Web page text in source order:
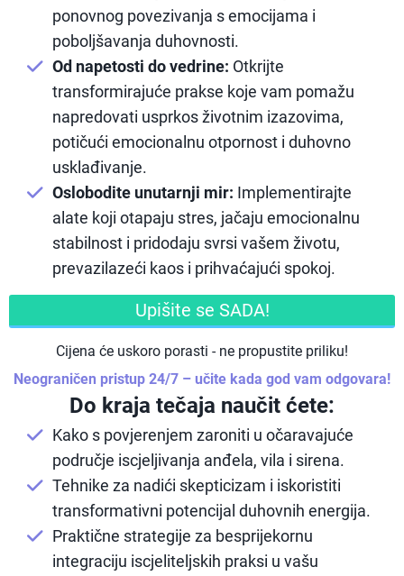
ponovnog povezivanja s emocijama i
poboljšavanja duhovnosti.
Od napetosti do vedrine: Otkrijte
transformirajuće prakse koje vam pomažu
napredovati usprkos životnim izazovima,
potičući emocionalnu otpornost i duhovno
usklađivanje.
Oslobodite unutarnji mir: Implementirajte
alate koji otapaju stres, jačaju emocionalnu
stabilnost i pridodaju svrsi vašem životu,
prevazilazeći kaos i prihvaćajući spokoj.
Upišite se SADA!
Cijena će uskoro porasti - ne propustite priliku!
Neograničen pristup 24/7 – učite kada god vam odgovara!
Do kraja tečaja naučit ćete:
Kako s povjerenjem zaroniti u očaravajuće
područje iscjeljivanja anđela, vila i sirena.
Tehnike za nadići skepticizam i iskoristiti
transformativni potencijal duhovnih energija.
Praktične strategije za besprijekornu
integraciju iscjeliteljskih praksi u vašu